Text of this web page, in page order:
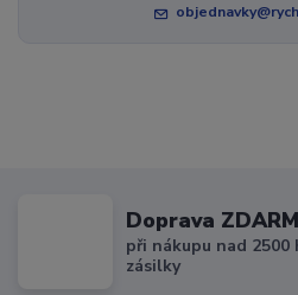
Doprava
při nákupu nad 2500
zásilky